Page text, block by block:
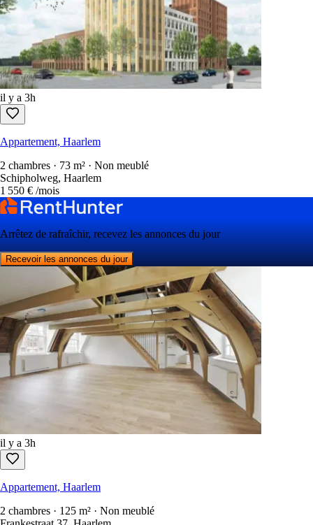
il y a 3h
Appartement, Haarlem
2 chambres · 73 m² · Non meublé
Schipholweg, Haarlem
1 550 € /mois
Arrêtez de rafraîchir, recevez les annonces du jour
Recevoir les annonces du jour
il y a 3h
Appartement, Haarlem
2 chambres · 125 m² · Non meublé